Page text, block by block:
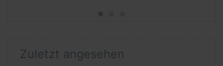
Zuletzt angesehen